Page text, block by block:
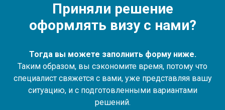
Приняли решение
оформлять визу с нами?
Тогда вы можете заполнить форму ниже.
Таким образом, вы сэкономите время, потому что
специалист свяжется с вами, уже представляя вашу
ситуацию, и с подготовленными вариантами
решений.